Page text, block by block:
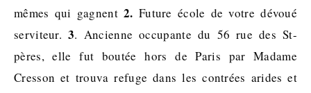
mêmes qui gagnent2. Future école de votre dévoué
serviteur.3. Ancienne occupante du 56 rue des St-
pères, elle fut boutée hors de Paris par Madame
Cresson et trouva refuge dans les contrées arides et